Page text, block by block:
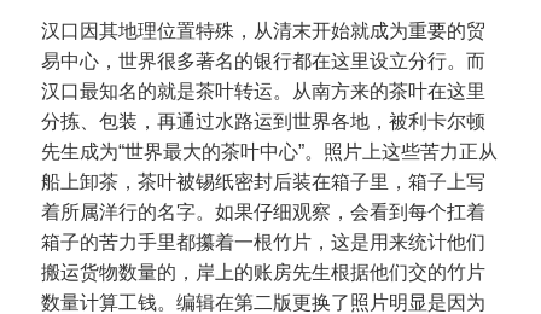
汉口因其地理位置特殊，从清末开始就成为重要的贸
易中心，世界很多著名的银行都在这里设立分行。而
汉口最知名的就是茶叶转运。从南方来的茶叶在这里
分拣、包装，再通过水路运到世界各地，被利卡尔顿
先生成为“世界最大的茶叶中心”。照片上这些苦力正从
船上卸茶，茶叶被锡纸密封后装在箱子里，箱子上写
着所属洋行的名字。如果仔细观察，会看到每个扛着
箱子的苦力手里都攥着一根竹片，这是用来统计他们
搬运货物数量的，岸上的账房先生根据他们交的竹片
数量计算工钱。编辑在第二版更换了照片明显是因为